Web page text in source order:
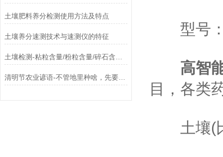
土壤肥料养分检测使用方法及特点
土壤养分速测技术与速测仪的特征
清明节农业谚语-不管地里种啥，先要测土施肥
型号：
高智
目，各类
土壤(比